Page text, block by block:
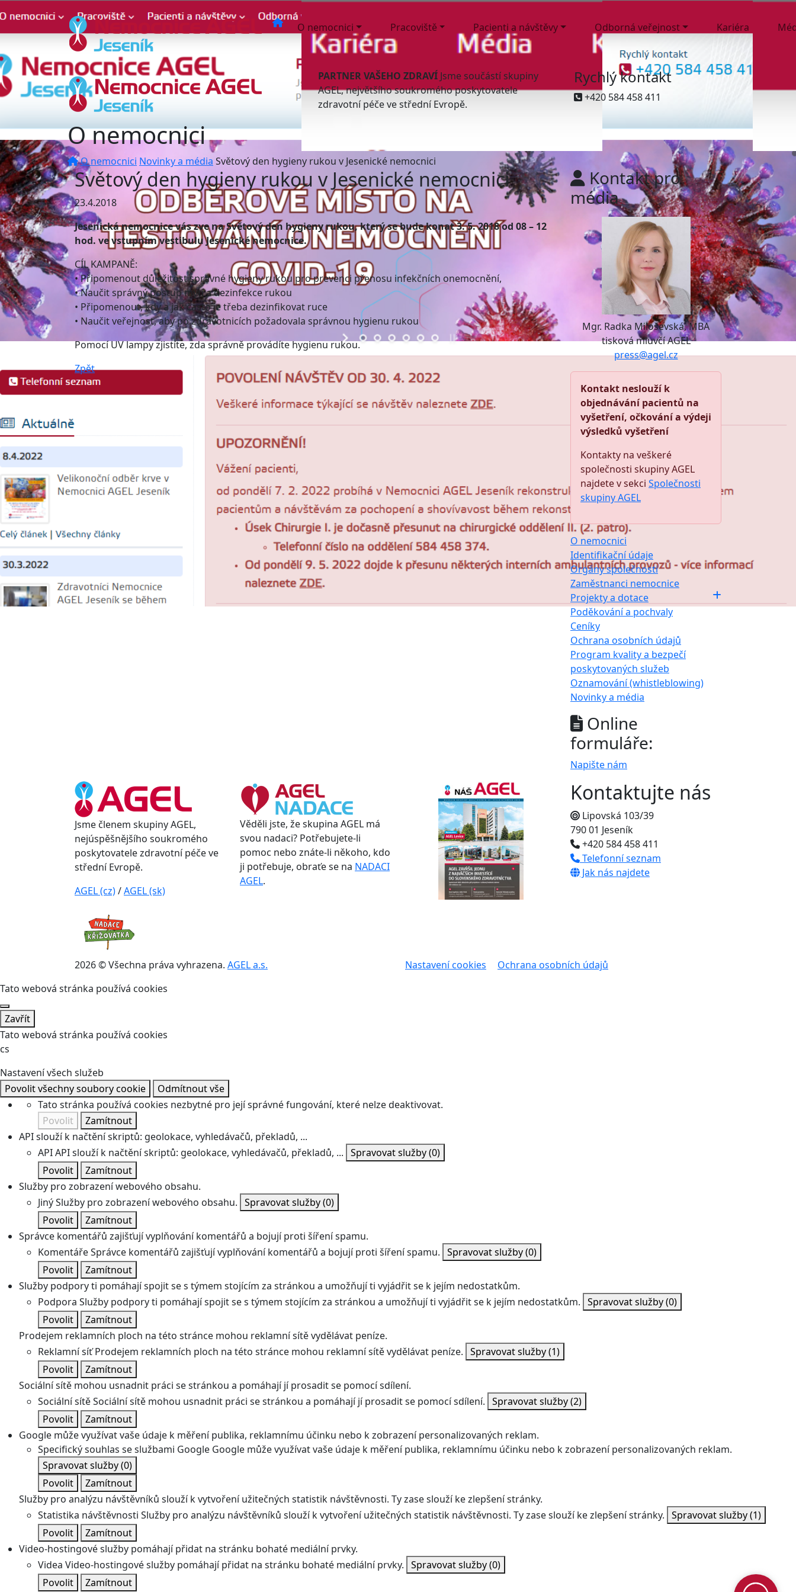
O nemocnici Pracoviště Pacienti a návštěvy Odborná veřejnost Kariéra
PARTNER VAŠEHO ZDRAVÍ Jsme součástí skupiny
AGEL, největšího soukromého poskytovatele
zdravotní péče ve střední Evropě.
Rychlý kontakt
+420 584 458 411
O nemocnici
O nemocnici Novinky a média Světový den hygieny rukou v Jesenické nemocnici
Světový den hygieny rukou v Jesenické nemocnici
23.4.2018
Jesenická nemocnice vás zve na Světový den hygieny rukou, který se bude konat 3. 5. 2018 od 08 – 12
hod. ve vstupním vestibulu Jesenické nemocnice.
CÍL KAMPANĚ:
• Připomenout důležitost správné hygieny rukou pro prevenci přenosu infekčních onemocnění,
• Naučit správný postup mytí a dezinfekce rukou
• Připomenout, kdy a jak často je třeba dezinfikovat ruce
• Naučit veřejnost, aby po zdravotnicích požadovala správnou hygienu rukou
Pomocí UV lampy zjistíte, zda správně provádíte hygienu rukou.
Zpět
Kontakt pro
média
Mgr. Radka Miloševská, MBA
tisková mluvčí AGEL
press@agel.cz
Kontakt neslouží k
objednávání pacientů na
vyšetření, očkování a výdeji
výsledků vyšetření
Kontakty na veškeré
společnosti skupiny AGEL
najdete v sekci Společnosti
skupiny AGEL
O nemocnici
Identifikační údaje
Orgány společnosti
Zaměstnanci nemocnice
Projekty a dotace
Poděkování a pochvaly
Ceníky
Ochrana osobních údajů
Program kvality a bezpečí
poskytovaných služeb
Oznamování (whistleblowing)
Novinky a média
Online
formuláře:
Napište nám
Jsme členem skupiny AGEL,
nejúspěšnějšího soukromého
poskytovatele zdravotní péče ve
střední Evropě.
AGEL (cz)/AGEL (sk)
Věděli jste, že skupina AGEL má
svou nadaci? Potřebujete-li
pomoc nebo znáte-li někoho, kdo
ji potřebuje, obraťe se na NADACI
AGEL.
Kontaktujte nás
Lipovská 103/39
790 01 Jeseník
+420 584 458 411
Telefonní seznam
Jak nás najdete
2026 © Všechna práva vyhrazena. AGEL a.s. Nastavení cookies
Ochrana osobních údajů
Tato webová stránka používá cookies
Zavřít
Tato webová stránka používá cookies
cs
Nastavení všech služeb
Povolit všechny soubory cookie
Odmítnout vše
Tato stránka používá cookies nezbytné pro její správné fungování, které nelze deaktivovat.
Povolit
Zamítnout
API slouží k načtění skriptů: geolokace, vyhledávačů, překladů, ...
APIAPI slouží k načtění skriptů: geolokace, vyhledávačů, překladů, ... Spravovat služby(0)
Povolit
Zamítnout
Služby pro zobrazení webového obsahu.
JinýSlužby pro zobrazení webového obsahu. Spravovat služby(0)
Povolit
Zamítnout
Správce komentářů zajišťují vyplňování komentářů a bojují proti šíření spamu.
KomentářeSprávce komentářů zajišťují vyplňování komentářů a bojují proti šíření spamu. Spravovat služby(0)
Povolit
Zamítnout
Služby podpory ti pomáhají spojit se s týmem stojícím za stránkou a umožňují ti vyjádřit se k jejím nedostatkům.
Podpora Služby podpory ti pomáhají spojit se s týmem stojícím za stránkou a umožňují ti vyjádřit se k jejím nedostatkům. Spravovat služby(0)
Povolit
Zamítnout
Prodejem reklamních ploch na této stránce mohou reklamní sítě vydělávat peníze.
Reklamní síť Prodejem reklamních ploch na této stránce mohou reklamní sítě vydělávat peníze. Spravovat služby(1)
Povolit
Zamítnout
Sociální sítě mohou usnadnit práci se stránkou a pomáhají jí prosadit se pomocí sdílení.
Sociální sítěSociální sítě mohou usnadnit práci se stránkou a pomáhají jí prosadit se pomocí sdílení. Spravovat služby(2)
Povolit
Zamítnout
Google může využívat vaše údaje k měření publika, reklamnímu účinku nebo k zobrazení personalizovaných reklam.
Specifický souhlas se službami Google Google může využívat vaše údaje k měření publika, reklamnímu účinku nebo k zobrazení personalizovaných reklam.
Spravovat služby(0)
Povolit
Zamítnout
Služby pro analýzu návštěvníků slouží k vytvoření užitečných statistik návštěvnosti. Ty zase slouží ke zlepšení stránky.
Statistika návštěvnosti Služby pro analýzu návštěvníků slouží k vytvoření užitečných statistik návštěvnosti. Ty zase slouží ke zlepšení stránky. Spravovat služby(1)
Povolit
Zamítnout
Video-hostingové služby pomáhají přidat na stránku bohaté mediální prvky.
Videa Video-hostingové služby pomáhají přidat na stránku bohaté mediální prvky. Spravovat služby(0)
Povolit
Zamítnout